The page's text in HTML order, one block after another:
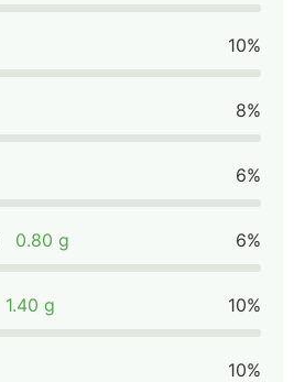
10%
8%
6%
0.80 g 6%
1.40 g 10%
10%